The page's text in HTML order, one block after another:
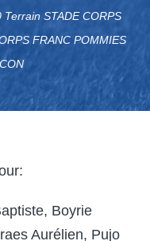
STADE CORPS
FRANC POMMIES
Boyrie
Aurélien, Pujo